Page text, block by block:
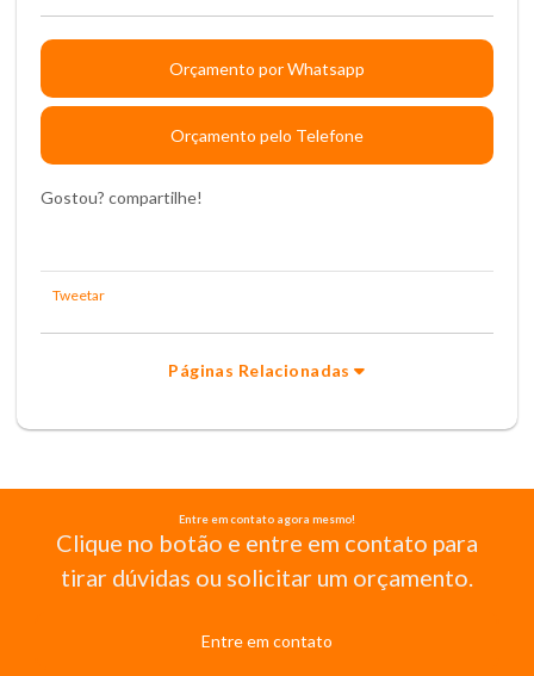
Orçamento por Whatsapp
Orçamento pelo Telefone
Gostou? compartilhe!
Tweetar
Páginas Relacionadas
Entre em contato agora mesmo!
Clique no botão e entre em contato para
tirar dúvidas ou solicitar um orçamento.
Entre em contato